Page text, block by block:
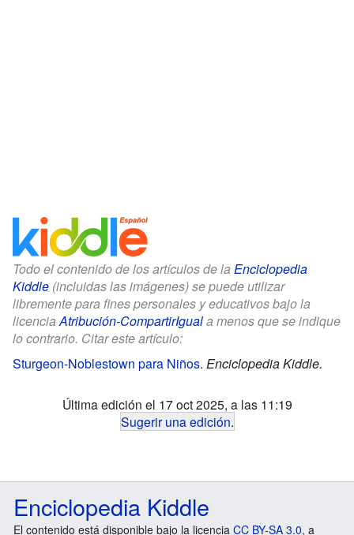
Todo el contenido de los artículos de la Enciclopedia
Kiddle (incluidas las imágenes) se puede utilizar
libremente para fines personales y educativos bajo la
licenciaAtribución-CompartirIguala menos que se indique
lo contrario. Citar este artículo:
Sturgeon-Noblestown para Niños. Enciclopedia Kiddle.
Última edición el 17 oct 2025, a las 11:19
Sugerir una edición.
Enciclopedia Kiddle
El contenido está disponible bajo la licencia CC BY-SA 3.0, a